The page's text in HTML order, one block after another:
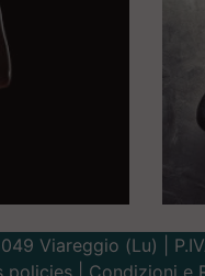
Viareggio (Lu) |
policies | Condizioni e